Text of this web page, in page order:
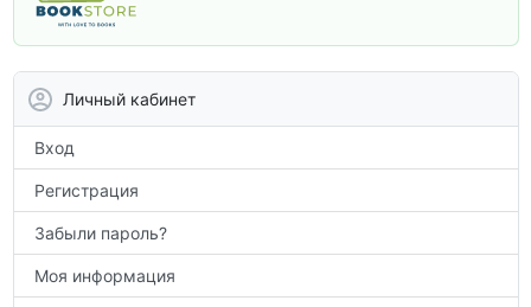
Личный кабинет
Вход
Регистрация
Забыли пароль?
Моя информация